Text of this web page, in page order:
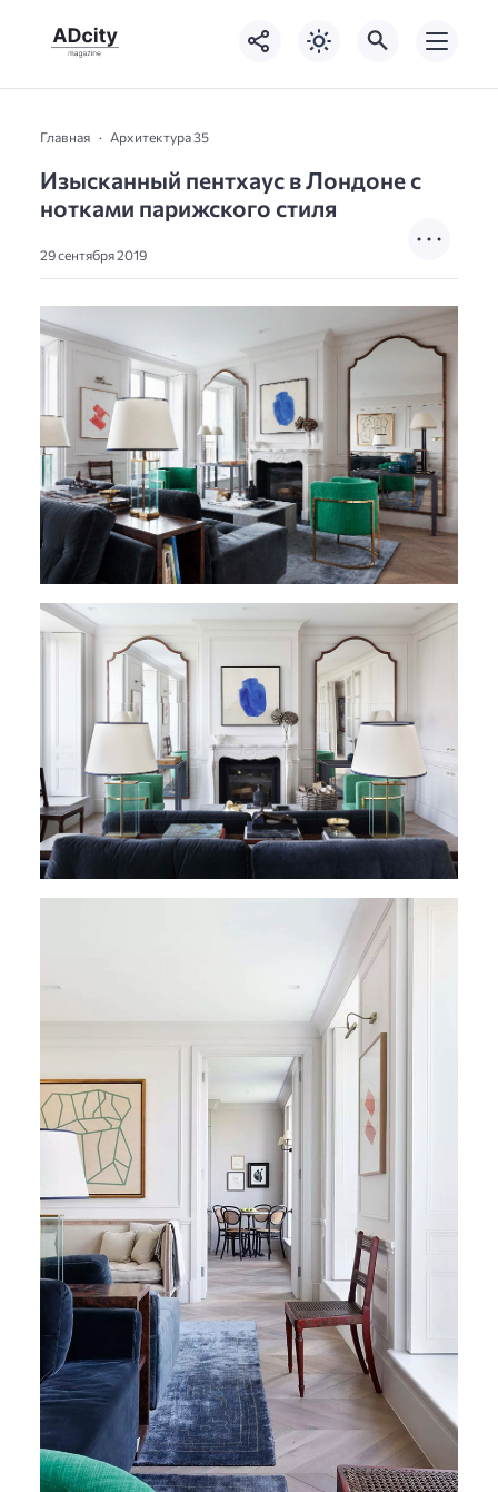
Главная Архитектура 35
Изысканный пентхаус в Лондоне с
нотками парижского стиля
29 сентября 2019